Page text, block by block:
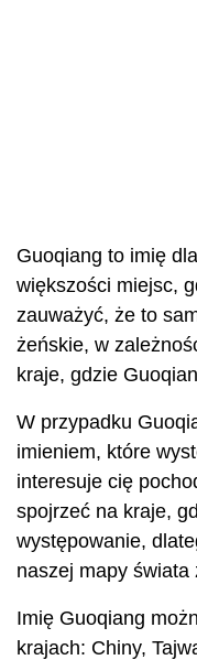
Guoqiang to imię
większości miejsc,
zauważyć, że to
żeńskie, w
kraje, gdzie
W przypadku
imieniem, które
interesuje cię
spojrzeć na kraje,
występowanie,
naszej mapy świata
Imię Guoqiang
krajach: Chiny,